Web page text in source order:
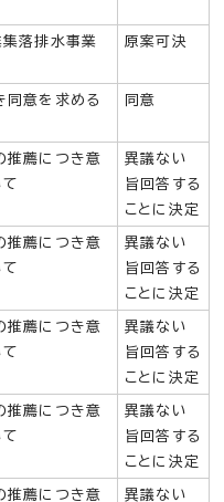
落排水事業
原案可決
同意を求める
同意
推薦につき意
異議ない
旨回答する
ことに決定
推薦につき意
異議ない
旨回答する
ことに決定
推薦につき意
異議ない
旨回答する
ことに決定
推薦につき意
異議ない
旨回答する
ことに決定
推薦につき意 異議ない